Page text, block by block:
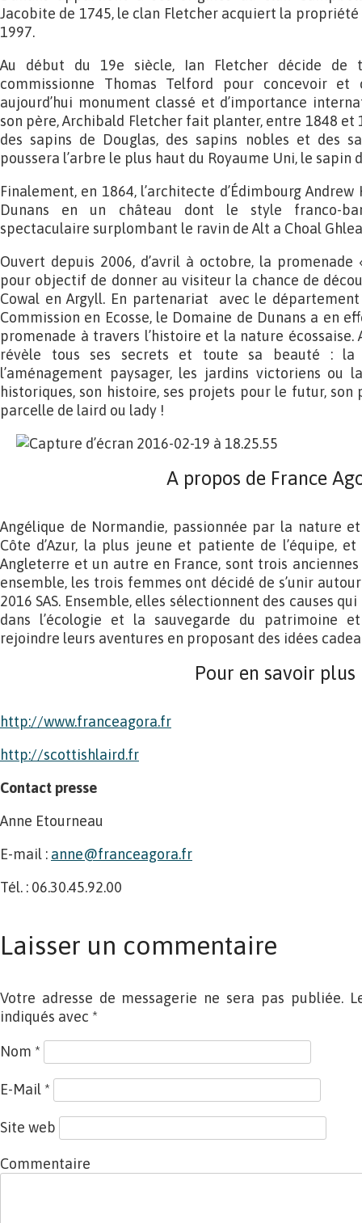
Jacobite de 1745, le clan Fletcher acquiert la
1997.
Au début du 19e siècle, Ian Fletcher décide de
commissionne Thomas Telford pour concevoir et
aujourd’hui monument classé et d’importance
son père, Archibald Fletcher fait planter, entre 1848 et
des sapins de Douglas, des sapins nobles et des
poussera l’arbre le plus haut du Royaume Uni, le sapin
Finalement, en 1864, l’architecte d’Édimbourg
Dunans en un château dont le style franco-
spectaculaire surplombant le ravin de Alt a Choal
Ouvert depuis 2006, d’avril à octobre, la
pour objectif de donner au visiteur la chance de
Cowal en Argyll. En partenariat avec le
Commission en Ecosse, le Domaine de Dunans a en
promenade à travers l’histoire et la nature
révèle tous ses secrets et toute sa beauté : la
l’aménagement paysager, les jardins victoriens ou
historiques, son histoire, ses projets pour le futur,
parcelle de laird ou lady !
A propos de France
Angélique de Normandie, passionnée par la nature
Côte d’Azur, la plus jeune et patiente de l’équipe,
Angleterre et un autre en France, sont trois
ensemble, les trois femmes ont décidé de s’unir
2016 SAS. Ensemble, elles sélectionnent des causes
dans l’écologie et la sauvegarde du patrimoine
rejoindre leurs aventures en proposant des idées
Pour en savoir plus
http://www.franceagora.fr
http://scottishlaird.fr
Contact presse
Anne Etourneau
E-mail : anne@franceagora.fr
Tél. : 06.30.45.92.00
Laisser un commentaire
Votre adresse de messagerie ne sera pas publiée.
indiqués avec *
Nom *
E-Mail *
Site web
Commentaire